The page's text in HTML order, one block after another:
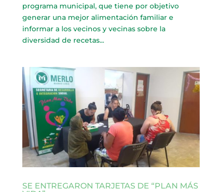
programa municipal, que tiene por objetivo
generar una mejor alimentación familiar e
informar a los vecinos y vecinas sobre la
diversidad de recetas...
SE ENTREGARON TARJETAS DE “PLAN MÁS